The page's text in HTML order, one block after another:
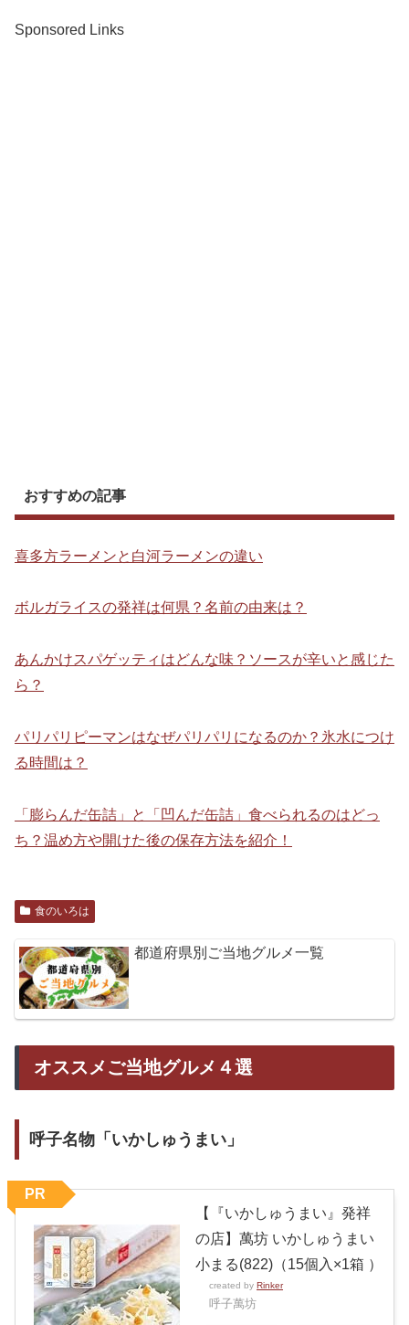
Sponsored Links
おすすめの記事
喜多方ラーメンと白河ラーメンの違い
ボルガライスの発祥は何県？名前の由来は？
あんかけスパゲッティはどんな味？ソースが辛いと感じた
ら？
パリパリピーマンはなぜパリパリになるのか？氷水につけ
る時間は？
「膨らんだ缶詰」と「凹んだ缶詰」食べられるのはどっ
ち？温め方や開けた後の保存方法を紹介！
食のいろは
都道府県別ご当地グルメ一覧
オススメご当地グルメ４選
呼子名物「いかしゅうまい」
【『いかしゅうまい』発祥
の店】萬坊 いかしゅうまい
小まる(822)（15個入×1箱 ）
created by Rinker
呼子萬坊
PR